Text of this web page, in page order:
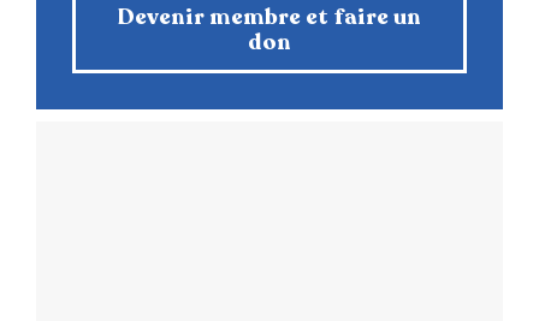
Devenir membre et faire un
don